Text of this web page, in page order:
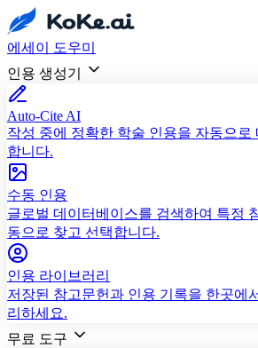
에세이 도우미
인용 생성기
Auto-Cite AI
작성 중에 정확한 학술 인용을 자동으로
합니다.
수동 인용
글로벌 데이터베이스를 검색하여 특정
동으로 찾고 선택합니다.
인용 라이브러리
저장된 참고문헌과 인용 기록을 한곳에
리하세요.
무료 도구